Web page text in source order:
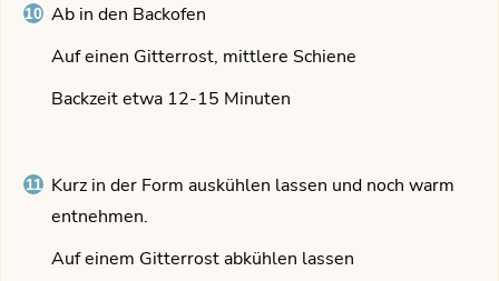
Ab in den Backofen
Auf einen Gitterrost, mittlere Schiene
Backzeit etwa 12-15 Minuten
Kurz in der Form auskühlen lassen und noch warm
entnehmen.
Auf einem Gitterrost abkühlen lassen